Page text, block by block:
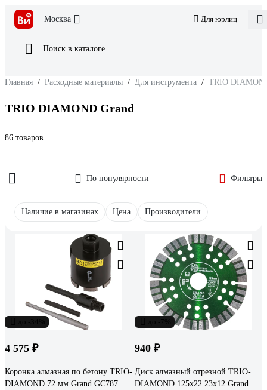
Москва Для юрлиц
Поиск в каталоге
Главная / Расходные материалы / Для инструмента / TRIO
TRIO DIAMOND Grand
86 товаров
По популярности Фильтры
Наличие в магазинах Цена Производители
4 575 ₽
Коронка алмазная по бетону TRIO-
DIAMOND 72 мм Grand GC787
940 ₽
Диск алмазный отрезной TRIO-
DIAMOND 125х22.23x12 Grand